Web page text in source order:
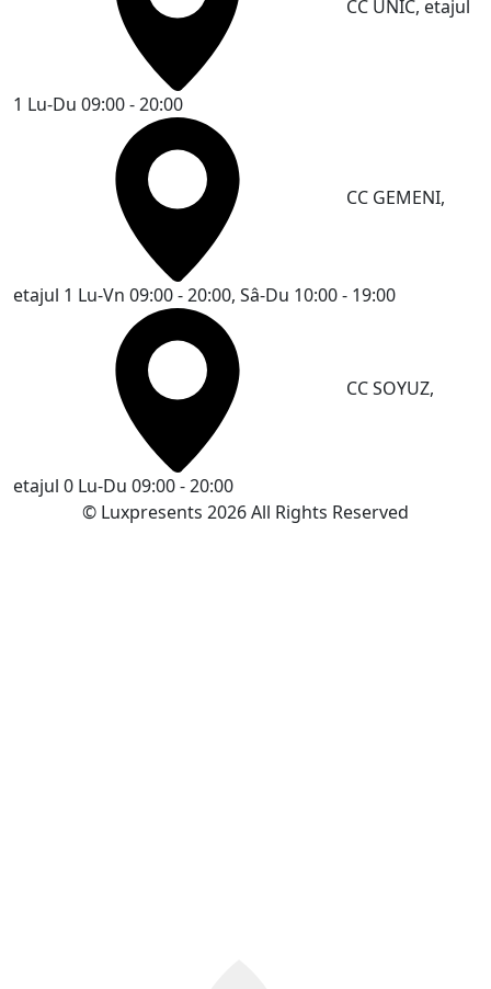
CC UNIC, etajul
1 Lu-Du 09:00 - 20:00
CC GEMENI,
etajul 1 Lu-Vn 09:00 - 20:00, Sâ-Du 10:00 - 19:00
CC SOYUZ,
etajul 0 Lu-Du 09:00 - 20:00
© Luxpresents 2026 All Rights Reserved